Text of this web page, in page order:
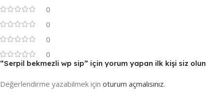
0
0
0
0
“Serpil bekmezli wp sip” için yorum yapan ilk kişi siz olun
Değerlendirme yazabilmek için oturum açmalısınız.